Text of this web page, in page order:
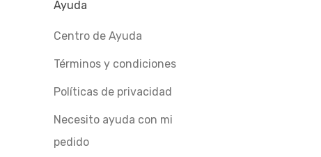
Ayuda
Centro de Ayuda
Términos y condiciones
Políticas de privacidad
Necesito ayuda con mi
pedido